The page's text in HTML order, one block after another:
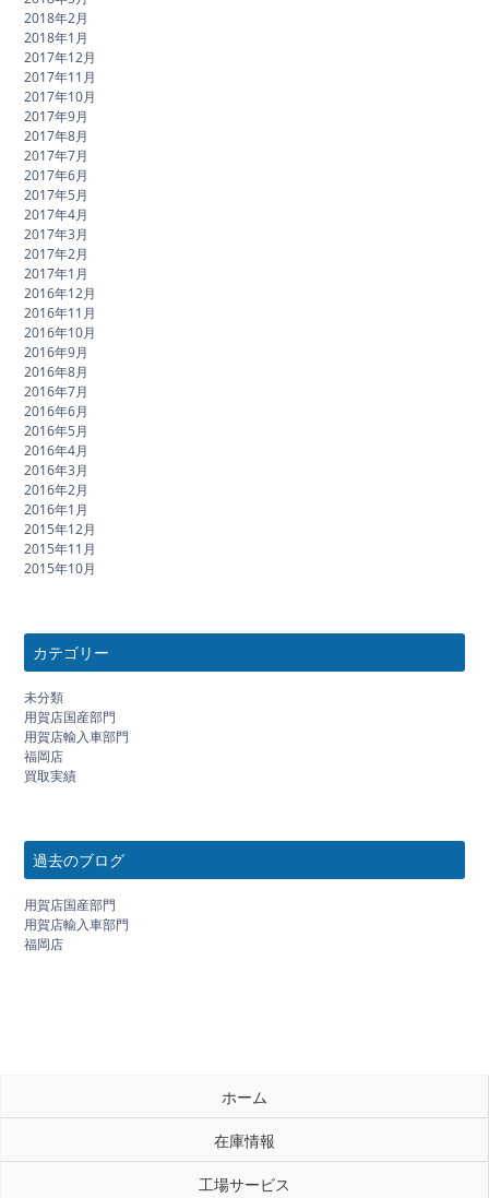
2018年2月
2018年1月
2017年12月
2017年11月
2017年10月
2017年9月
2017年8月
2017年7月
2017年6月
2017年5月
2017年4月
2017年3月
2017年2月
2017年1月
2016年12月
2016年11月
2016年10月
2016年9月
2016年8月
2016年7月
2016年6月
2016年5月
2016年4月
2016年3月
2016年2月
2016年1月
2015年12月
2015年11月
2015年10月
カテゴリー
未分類
用賀店国産部門
用賀店輸入車部門
福岡店
買取実績
過去のブログ
用賀店国産部門
用賀店輸入車部門
福岡店
ホーム
在庫情報
工場サービス